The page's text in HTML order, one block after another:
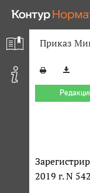
Приказ
2019 г. N